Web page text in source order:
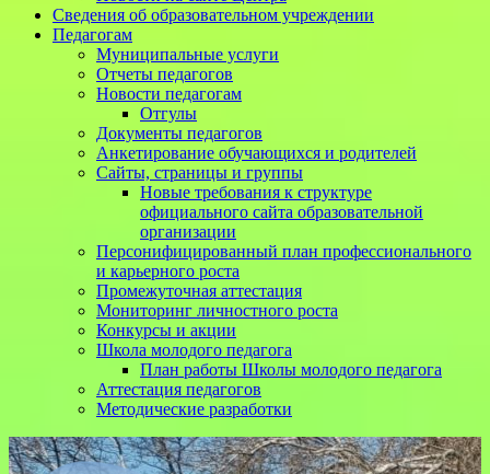
Сведения об образовательном учреждении
Педагогам
Муниципальные услуги
Отчеты педагогов
Новости педагогам
Отгулы
Документы педагогов
Анкетирование обучающихся и родителей
Сайты, страницы и группы
Новые требования к структуре
официального сайта образовательной
организации
Персонифицированный план профессионального
и карьерного роста
Промежуточная аттестация
Мониторинг личностного роста
Конкурсы и акции
Школа молодого педагога
План работы Школы молодого педагога
Аттестация педагогов
Методические разработки
Перейти
к